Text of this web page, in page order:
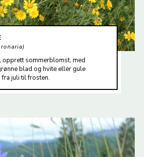
opprett sommerblomst, med
blad og hvite eller gule
juli til frosten.